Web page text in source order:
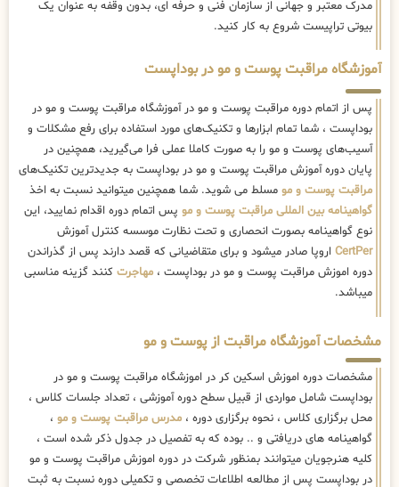
مدرک معتبر و جهانی از سازمان فنی و حرفه ای، بدون وقفه به عنوان یک
بیوتی تراپیست شروع به کار کنید.
آموزشگاه مراقبت پوست و مو در بوداپست
پس از اتمام دوره مراقبت پوست و مو در آموزشگاه مراقبت پوست و مو در
بوداپست ، شما تمام ابزارها و تکنیک‌های مورد استفاده برای رفع مشکلات و
آسیب‌های پوست و مو را به صورت کاملا عملی فرا می‌گیرید، همچنین در
پایان دوره آموزش مراقبت پوست و مو در بوداپست به جدیدترین تکنیک‌های
مراقبت پوست و مو مسلط می شوید. شما همچنین میتوانید نسبت به اخذ
گواهینامه بین المللی مراقبت پوست و مو پس اتمام دوره اقدام نمایید، این
نوع گواهینامه بصورت انحصاری و تحت نظارت موسسه کنترل آموزش
CertPer اروپا صادر میشود و برای متقاضیانی که قصد دارند پس از گذراندن
دوره اموزش مراقبت پوست و مو در بوداپست ، مهاجرت کنند گزینه مناسبی
میباشد.
مشخصات آموزشگاه مراقبت از پوست و مو
مشخصات دوره اموزش اسکین کر در اموزشگاه مراقبت پوست و مو در
بوداپست شامل مواردی از قبیل سطح دوره آموزشی ، تعداد جلسات کلاس ،
محل برگزاری کلاس ، نحوه برگزاری دوره ، مدرس مراقبت پوست و مو ،
گواهینامه های دریافتی و .. بوده که به تفصیل در جدول ذکر شده است ،
کلیه هنرجویان میتوانند بمنظور شرکت در دوره اموزش مراقبت پوست و مو
در بوداپست پس از مطالعه اطلاعات تخصصی و تکمیلی دوره نسبت به ثبت